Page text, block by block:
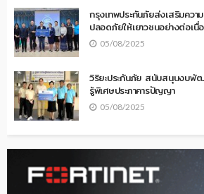
กรุงเทพประกันภัยส่งเสริมควา
ปลอดภัยให้เยาวชนอย่างต่อเนื่
05/08/2025
วิริยะประกันภัย สนับสนุนงบพั
รู้พิเศษประภาคารปัญญา
05/08/2025